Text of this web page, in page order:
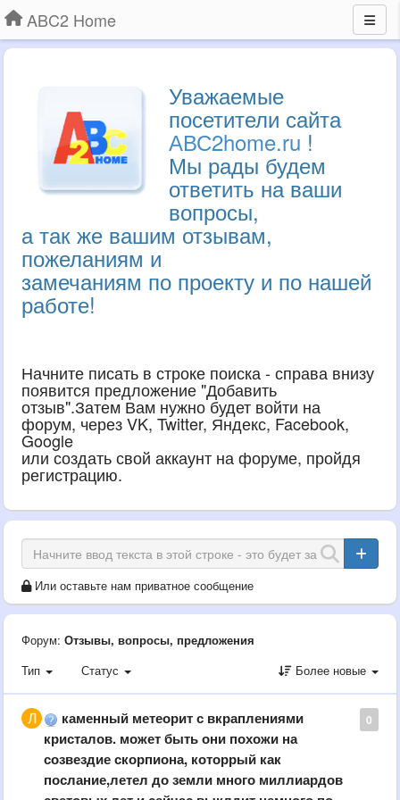
ABC2 Home
Уважаемые
посетители сайта
АВС2home.ru !
Мы рады будем
ответить на ваши
вопросы,
а так же вашим отзывам,
пожеланиям и
замечаниям по проекту и по нашей
работе!
Начните писать в строке поиска - справа внизу
появится предложение "Добавить
отзыв".Затем Вам нужно будет войти на
форум, через VK, Twitter, Яндекс, Facebook,
Google
или создать свой аккаунт на форуме, пройдя
регистрацию.
Или оставьте нам приватное сообщение
Форум: Отзывы, вопросы, предложения
Тип
Статус Более новые
0
каменный метеорит с вкраплениями
кристалов. может быть они похожи на
созвездие скорпиона, которрый как
послание,летел до земли много миллиардов